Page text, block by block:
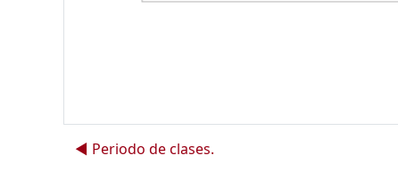
◀︎ Periodo de clases.